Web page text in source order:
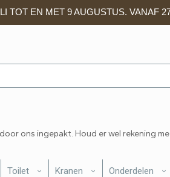
TOT EN MET 9 AUGUSTUS. VANAF
ons ingepakt. Houd er wel rekening
Toilet Kranen Onderdelen